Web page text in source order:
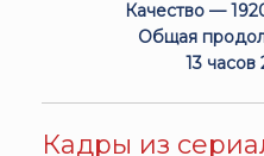
Качество —
Общая
13 часов
Кадры из